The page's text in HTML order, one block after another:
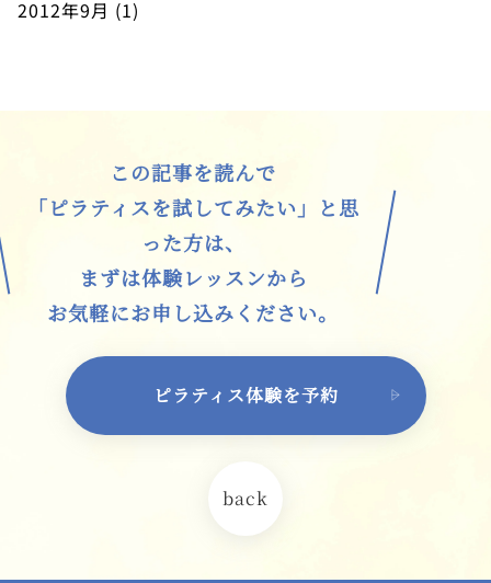
2012年9月 (1)
この記事を読んで
「ピラティスを試してみたい」と思
った方は、
まずは体験レッスンから
お気軽にお申し込みください。
ピラティス体験を予約
back